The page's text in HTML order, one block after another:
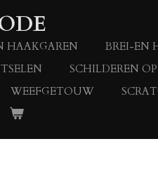
HAAKGAREN BREI-EN
SCHILDEREN
WEEFGETOUW